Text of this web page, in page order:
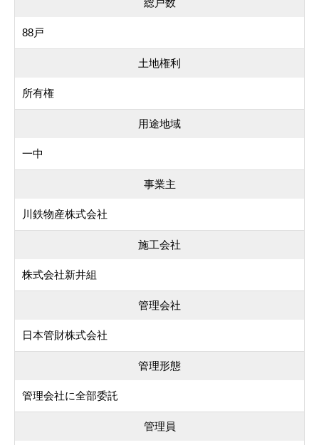
88戸
土地権利
所有権
用途地域
一中
事業主
川鉄物産株式会社
施工会社
株式会社新井組
管理会社
日本管財株式会社
管理形態
管理会社に全部委託
管理員